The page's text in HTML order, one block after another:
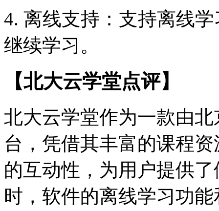
4. 离线支持：支持离线
继续学习。
【北大云学堂点评】
北大云学堂作为一款由
台，凭借其丰富的课程
的互动性，为用户提供
时，软件的离线学习功